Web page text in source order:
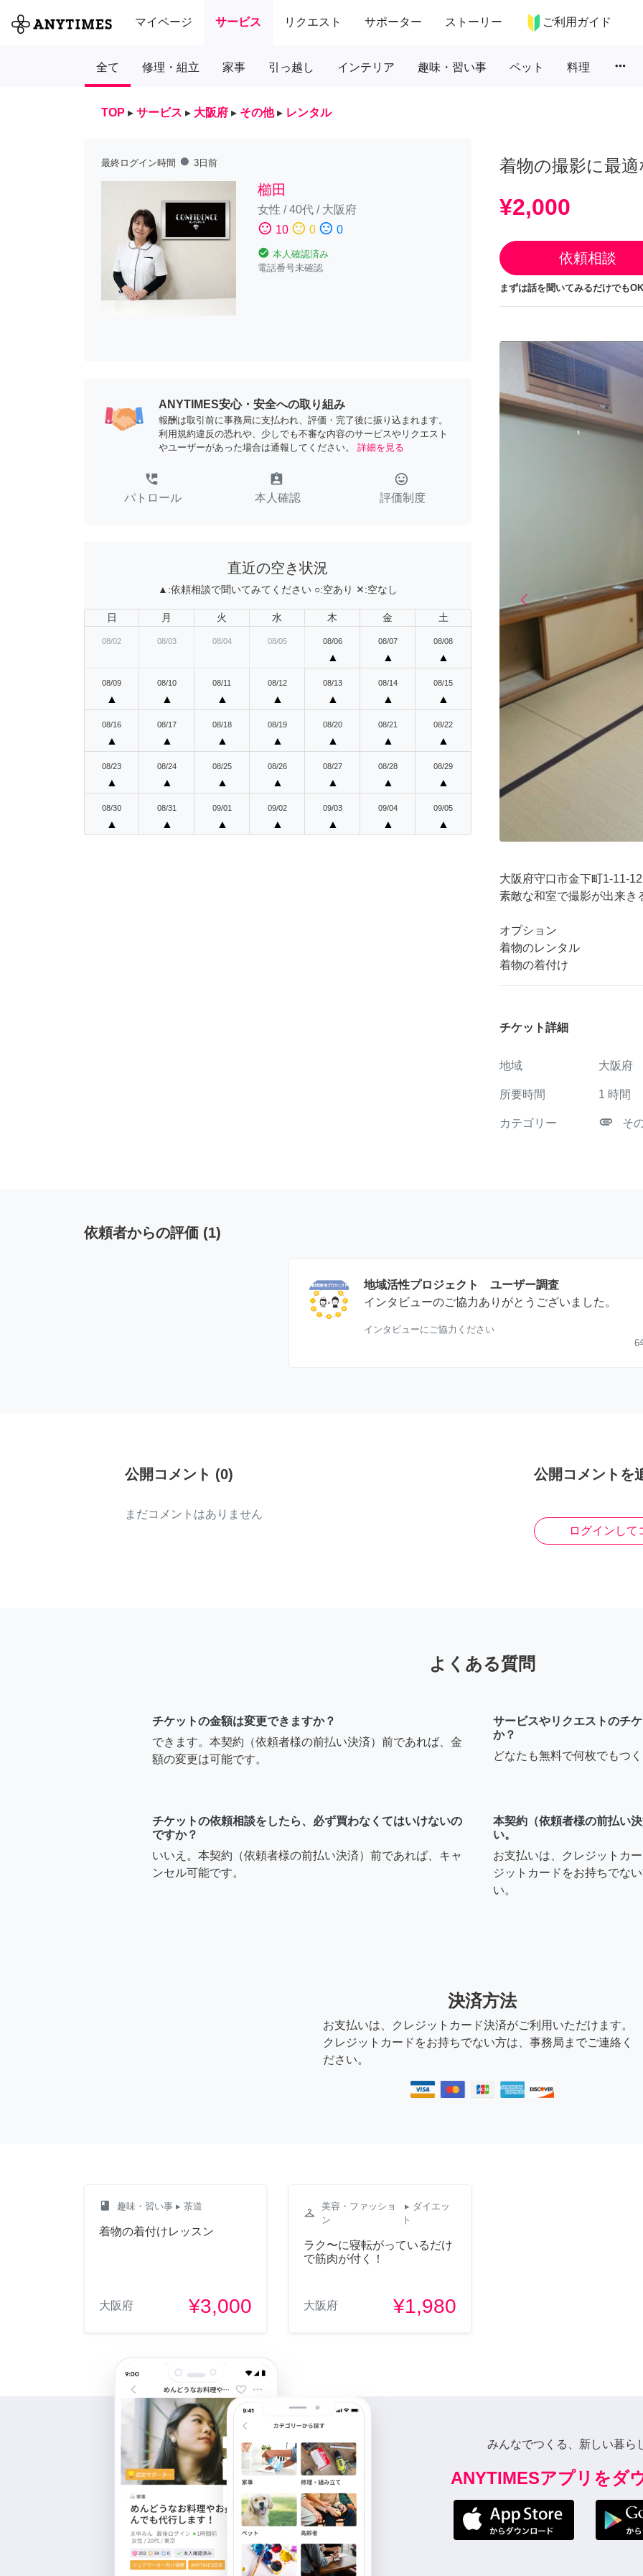
マイページ サービス リクエスト サポーター ストーリー ご利用ガイド
全て 修理・組立 家事 引っ越し インテリア 趣味・習い事 ペット 料理 more_horiz
TOP ▸ サービス ▸ 大阪府 ▸ その他 ▸ レンタル
最終ログイン時間 fiber_manual_record 3日前
櫛田
女性 /40代/ 大阪府
sentiment_satisfied 10 sentiment_neutral 0 sentiment_dissatisfied 0
check_circle 本人確認済み
電話番号未確認
ANYTIMES安心・安全への取り組み
報酬は取引前に事務局に支払われ、評価・完了後に振り込まれます。
利用規約違反の恐れや、少しでも不審な内容のサービスやリクエスト
やユーザーがあった場合は通報してください。
詳細を見る
perm_phone_msg
パトロール
assignment_ind
本人確認
tag_faces
評価制度
直近の空き状況
▲:依頼相談で聞いてみてください ○:空あり ✕:空なし
日 月 火 水 木 金 土
08/02 08/03 08/04 08/05 08/06
▲
08/07
▲
08/08
▲
08/09
▲
08/10
▲
08/11
▲
08/12
▲
08/13
▲
08/14
▲
08/15
▲
08/16
▲
08/17
▲
08/18
▲
08/19
▲
08/20
▲
08/21
▲
08/22
▲
08/23
▲
08/24
▲
08/25
▲
08/26
▲
08/27
▲
08/28
▲
08/29
▲
08/30
▲
08/31
▲
09/01
▲
09/02
▲
09/03
▲
09/04
▲
09/05
▲
着物の撮影に最
¥2,000
依頼相談
まずは話を聞いてみるだけでも
arrow_back_iosPrevious
大阪府守口市金下町1-11-12
素敵な和室で撮影が出来き
オプション
着物のレンタル
着物の着付け
チケット詳細
地域 大阪府
所要時間 1 時間
カテゴリー attachment そ
依頼者からの評価 (1)
地域活性プロジェクト ユーザー調査
インタビューのご協力ありがとうございました。
インタビューにご協力ください
6
公開コメント (0)
まだコメントはありません
公開コメントを
ログインして
よくある質問
チケットの金額は変更できますか？
できます。本契約（依頼者様の前払い決済）前であれば、金
額の変更は可能です。
サービスやリクエストのチ
か？
どなたも無料で何枚でもつ
チケットの依頼相談をしたら、必ず買わなくてはいけないの
ですか？
いいえ。本契約（依頼者様の前払い決済）前であれば、キャ
ンセル可能です。
本契約（依頼者様の前払い
い。
お支払いは、クレジットカ
ジットカードをお持ちでな
い。
決済方法
お支払いは、クレジットカード決済がご利用いただけます。
クレジットカードをお持ちでない方は、事務局までご連絡く
ださい。
class 趣味・習い事 ▸ 茶道
着物の着付けレッスン
大阪府 ¥3,000
checkroom
美容・ファッショ
ン
▸ ダイエッ
ト
ラク〜に寝転がっているだけ
で筋肉が付く！
大阪府 ¥1,980
みんなでつくる、新しい暮ら
ANYTIMESアプリをダ